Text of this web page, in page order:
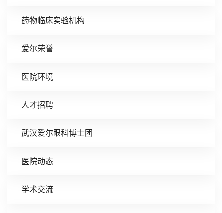
药物临床实验机构
爱尔荣誉
医院环境
人才招聘
武汉爱尔眼科博士团
医院动态
学术交流